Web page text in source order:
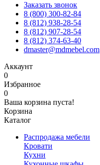
Заказать звонок
8 (800) 300-82-84
8 (812) 938-28-54
8 (812) 907-28-54
8 (812) 374-63-40
dmaster@mdmebel.com
Аккаунт
0
Избранное
0
Ваша корзина пуста!
Корзина
Каталог
Распродажа мебели
Кровати
Кухни